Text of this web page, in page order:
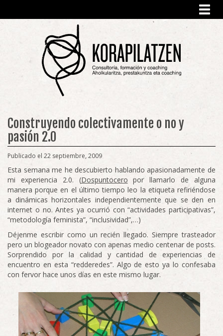
Construyendo colectivamente o no y
pasión 2.0
Publicado el 22 septiembre, 2009
Esta semana me he descubierto hablando apasionadamente de
mi experiencia 2.0. (Dospuntocero por llamarlo de alguna
manera porque en el último tiempo leo la etiqueta refiriéndose
a dinámicas horizontales independientemente que se den en
internet o no. Antes ya ocurrió con “actividades participativas”,
“metodología feminista”, “inclusividad”,…)
Déjenme escribir como un recién llegado. Siempre trasteador
pero un blogeador novato con apenas medio centenar de posts.
Sorprendido por la calidad y cantidad de experiencias de
encuentro en esta “redderedes”. Algo de esto ya lo confesaba
con fervor hace unos días en este mismo lugar.